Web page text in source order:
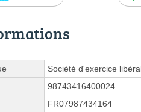
Société d'exercice
98743416400024
FR07987434164